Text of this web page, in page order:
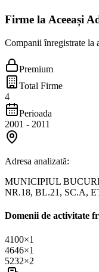
Firme la Aceeași
Companii înregistrate la
Premium
Total Firme
4
Perioada
2001 - 2011
Adresa analizată:
MUNICIPIUL
NR.18, BL.21, SC.A,
Domenii de activitate
4100×1
4646×1
5232×2